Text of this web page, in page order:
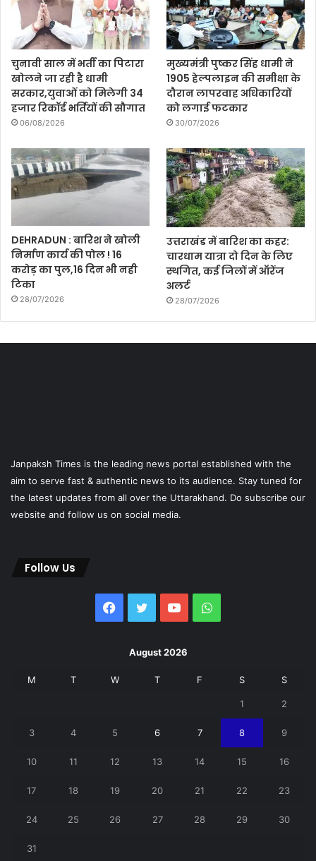
चुनावी साल में भर्ती का पिटारा
खोलने जा रही है धामी
सरकार,युवाओं को मिलेगी 34
हजार रिकॉर्ड भर्तियों की सौगात
06/08/2026
मुख्यमंत्री पुष्कर सिंह धामी ने
1905 हेल्पलाइन की समीक्षा के
दौरान लापरवाह अधिकारियों
को लगाई फटकार
30/07/2026
DEHRADUN : बारिश ने खोली
निर्माण कार्य की पोल ! 16
करोड़ का पुल,16 दिन भी नही
टिका
28/07/2026
उत्तराखंड में बारिश का कहर:
चारधाम यात्रा दो दिन के लिए
स्थगित, कई जिलों में ऑरेंज
अलर्ट
28/07/2026
Janpaksh Times is the leading news portal established with the
aim to serve fast & authentic news to its audience. Stay tuned for
the latest updates from all over the Uttarakhand. Do subscribe our
website and follow us on social media.
Follow Us
Facebook
Twitter YouTubeWhatsApp
August 2026
M T W T F S S
1 2
3 4 5 6 7 8 9
10 11 12 13 14 15 16
17 18 19 20 21 22 23
24 25 26 27 28 29 30
31